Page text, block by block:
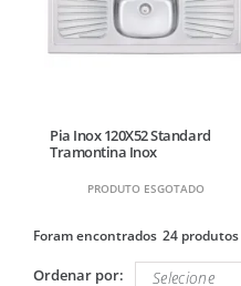
Pia Inox 120X52 Standard
Tramontina Inox
PRODUTO ESGOTADO
24 produtos
Ordenar por: